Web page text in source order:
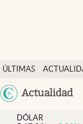
ÚLTIMAS
NOTICIAS
Actualidad
Actualidad
Finanzas y economía
Dólar y mercados
DÓLAR